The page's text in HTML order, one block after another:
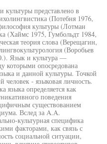
культуры представлено в
(Потебня 1976,
культуры (Лотман
(Хаймс 1975, Гумбольдт 1984,
теория слова (Верещагин,
(Воробьев
Язык и культура —
которыми опосредована
и данной культуры. Точкой
человек - языковая личность.
языка определяется как
поведения
существованием
Вслед за A.A.
культурная специфика
факторами, как связь с
социальной ситуации,